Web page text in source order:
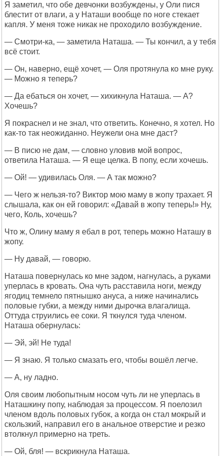
Я заметил, что обе девчонки возбуждены, у Оли пися
блестит от влаги, а у Наташи вообще по ноге стекает
капля. У меня тоже никак не проходило возбуждение.
— Смотри-ка, — заметила Наташа. — Ты кончил, а у тебя
всё стоит.
— Он, наверно, ещё хочет, — Оля протянула ко мне руку.
— Можно я теперь?
— Да ебаться он хочет, — хихикнула Наташа. — А?
Хочешь?
Я покраснел и не знал, что ответить. Конечно, я хотел. Но
как-то так неожиданно. Неужели она мне даст?
— В писю не дам, — словно уловив мой вопрос,
ответила Наташа. — Я еще целка. В попу, если хочешь.
— Ой! — удивилась Оля. — А так можно?
— Чего ж нельзя-то? Виктор мою маму в жопу трахает. Я
слышала, как он ей говорил: «Давай в жопу теперь!» Ну,
чего, Коль, хочешь?
Что ж, Олину маму я ебал в рот, теперь можно Наташу в
жопу.
— Ну давай, — говорю.
Наташа повернулась ко мне задом, нагнулась, а руками
уперлась в кровать. Она чуть расставила ноги, между
ягодиц темнело пятнышко ануса, а ниже начинались
половые губки, а между ними дырочка влагалища.
Оттуда струились ее соки. Я ткнулся туда членом.
Наташа обернулась:
— Эй, эй! Не туда!
— Я знаю. Я только смазать его, чтобы вошёл легче.
— А, ну ладно.
Оля своим любопытным носом чуть ли не уперлась в
Наташкину попу, наблюдая за процессом. Я поелозил
членом вдоль половых губок, а когда он стал мокрый и
скользкий, направил его в анальное отверстие и резко
втолкнул примерно на треть.
— Ой, бля! — вскрикнула Наташа.